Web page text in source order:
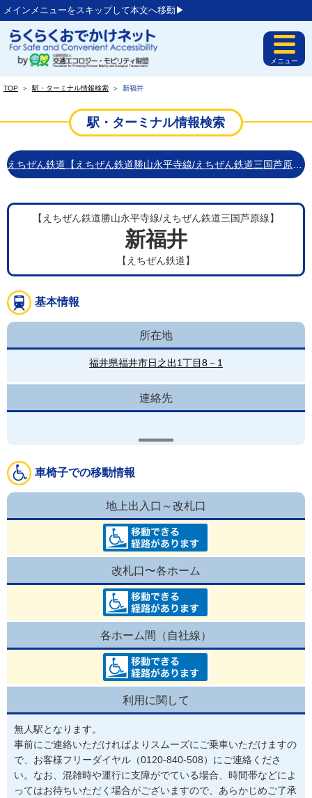
メインメニューをスキップして本文へ移動▶︎
メニュー
TOP ＞ 駅・ターミナル情報検索 ＞ 新福井
駅・ターミナル情報検索
【えちぜん鉄道勝山永平寺線/えちぜん鉄道三国芦原線】
新福井
【えちぜん鉄道】
基本情報
所在地
福井県福井市日之出1丁目8－1
連絡先
車椅子での移動情報
地上出入口～改札口
改札口〜各ホーム
各ホーム間（自社線）
利用に関して
無人駅となります。
事前にご連絡いただければよりスムーズにご乗車いただけますの
で、お客様フリーダイヤル（0120-840-508）にご連絡くださ
い。なお、混雑時や運行に支障がでている場合、時間帯などによ
ってはお待ちいただく場合がございますので、あらかじめご了承